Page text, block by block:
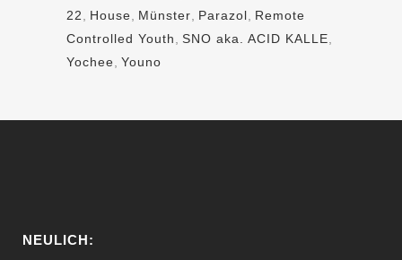
22
House Münster Parazol
Remote
Controlled Youth
SNO aka. ACID KALLE
Yochee Youno
NEULICH: